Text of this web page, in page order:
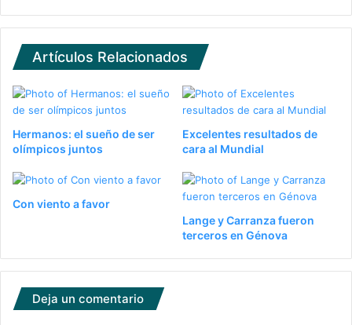
Artículos Relacionados
Hermanos: el sueño de ser
olímpicos juntos
Excelentes resultados de
cara al Mundial
Con viento a favor
Lange y Carranza fueron
terceros en Génova
Deja un comentario